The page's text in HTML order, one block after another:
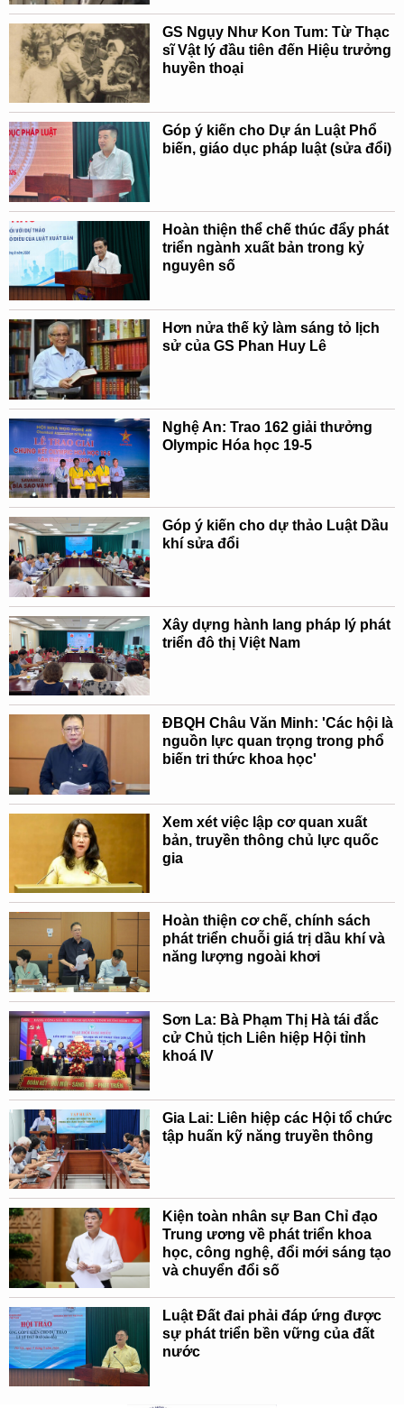
GS Ngụy Như Kon Tum: Từ Thạc
sĩ Vật lý đầu tiên đến Hiệu trưởng
huyền thoại
Góp ý kiến cho Dự án Luật Phổ
biến, giáo dục pháp luật (sửa đổi)
Hoàn thiện thể chế thúc đẩy phát
triển ngành xuất bản trong kỷ
nguyên số
Hơn nửa thế kỷ làm sáng tỏ lịch
sử của GS Phan Huy Lê
Nghệ An: Trao 162 giải thưởng
Olympic Hóa học 19-5
Góp ý kiến cho dự thảo Luật Dầu
khí sửa đổi
Xây dựng hành lang pháp lý phát
triển đô thị Việt Nam
ĐBQH Châu Văn Minh: 'Các hội là
nguồn lực quan trọng trong phổ
biến tri thức khoa học'
Xem xét việc lập cơ quan xuất
bản, truyền thông chủ lực quốc
gia
Hoàn thiện cơ chế, chính sách
phát triển chuỗi giá trị dầu khí và
năng lượng ngoài khơi
Sơn La: Bà Phạm Thị Hà tái đắc
cử Chủ tịch Liên hiệp Hội tỉnh
khoá IV
Gia Lai: Liên hiệp các Hội tổ chức
tập huấn kỹ năng truyền thông
Kiện toàn nhân sự Ban Chỉ đạo
Trung ương về phát triển khoa
học, công nghệ, đổi mới sáng tạo
và chuyển đổi số
Luật Đất đai phải đáp ứng được
sự phát triển bền vững của đất
nước